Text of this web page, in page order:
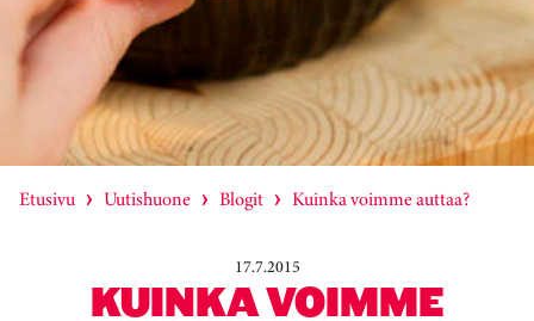
Etusivu Uutishuone Blogit Kuinka voimme auttaa?
17.7.2015
KUINKA VOIMME